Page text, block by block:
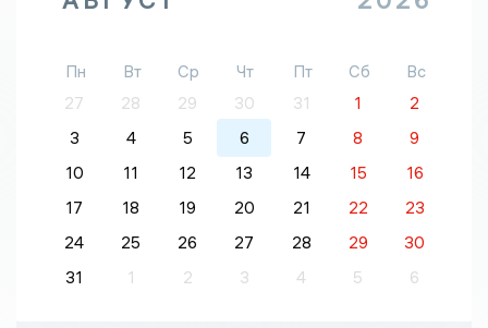
Пн Вт Ср Чт Пт Сб
Вс
27
28 29 30 31 1
2
3
4 5 6 7 8
9
10
11 12 13 14 15
16
17
18 19 20 21 22
23
24
25 26 27 28 29
30
31
1 2 3 4 5 6